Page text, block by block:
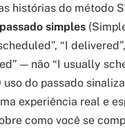
histórias do método
passado simples
“I
— não “I usually
uso do passado
experiência real e
como você se